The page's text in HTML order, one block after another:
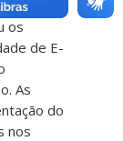
os
de E-
As
do
nos